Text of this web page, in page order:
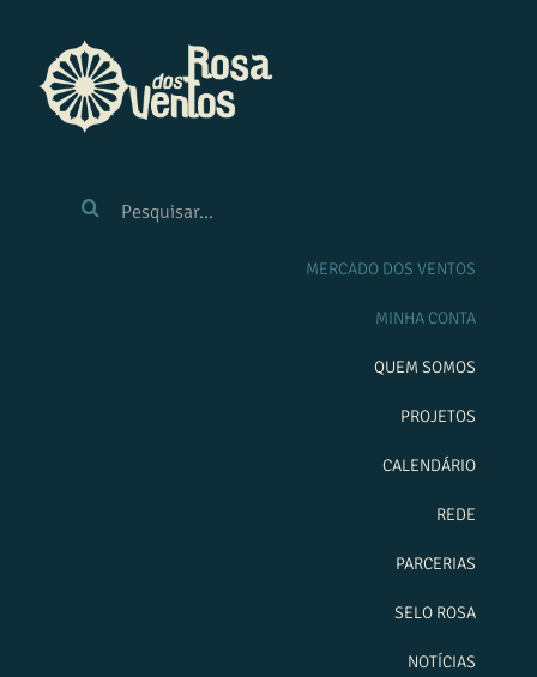
conteúdo
RESULTADOS
MERCADO DOS VENTOS
MINHA CONTA
QUEM SOMOS
PROJETOS
CALENDÁRIO
REDE
PARCERIAS
SELO ROSA
NOTÍCIAS